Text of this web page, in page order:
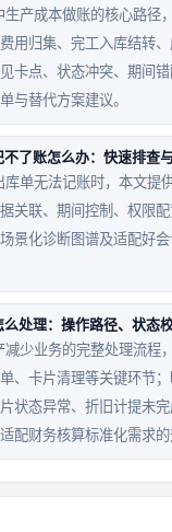
产成本做账的核心路径
用归集、完工入库结转
卡点、状态冲突、期间
与替代方案建议。
了账怎么办：快速排查
单无法记账时，本文提
关联、期间控制、权限
景化诊断图谱及适配好
处理：操作路径、状态
少业务的完整处理流程
、卡片清理等关键环节
片状态异常、折旧计提未
配财务核算标准化需求的